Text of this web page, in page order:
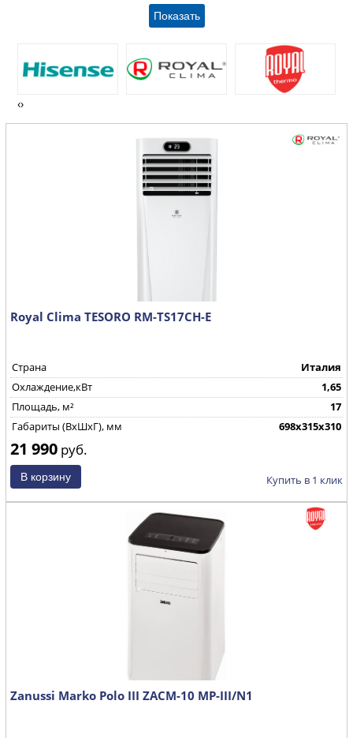
‹›
Royal Clima TESORO RM-TS17CH-E
Страна
Италия
Охлаждение,кВт
1,65
Площадь, м²
17
Габариты (ВхШхГ), мм
698х315х310
21 990 руб.
Купить в 1 клик
Zanussi Marko Polo III ZACM-10 MP-III/N1